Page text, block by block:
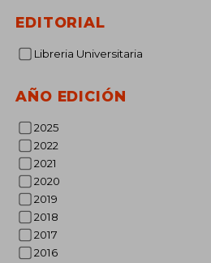
EDITORIAL
Libreria Universitaria
AÑO EDICIÓN
2025
2022
2021
2020
2019
2018
2017
2016